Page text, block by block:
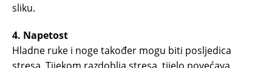
sliku.
4. Napetost
Hladne ruke i noge također mogu biti posljedica
stresa. Tijekom razdoblja stresa, tijelo povećava